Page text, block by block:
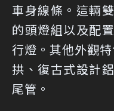
車身線條。這輛
的頭燈組以及配
行燈。其他外觀
拱、復古式設計
尾管。